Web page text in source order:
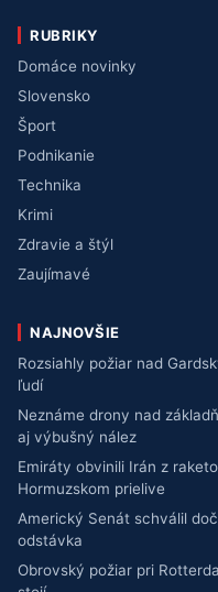
RUBRIKY
Domáce novinky
Slovensko
Šport
Podnikanie
Technika
Krimi
Zdravie a štýl
Zaujímavé
NAJNOVŠIE
Rozsiahly požiar nad
ľudí
Neznáme drony nad
aj výbušný nález
Emiráty obvinili Irán z
Hormuzskom prielive
Americký Senát schválil
odstávka
Obrovský požiar pri